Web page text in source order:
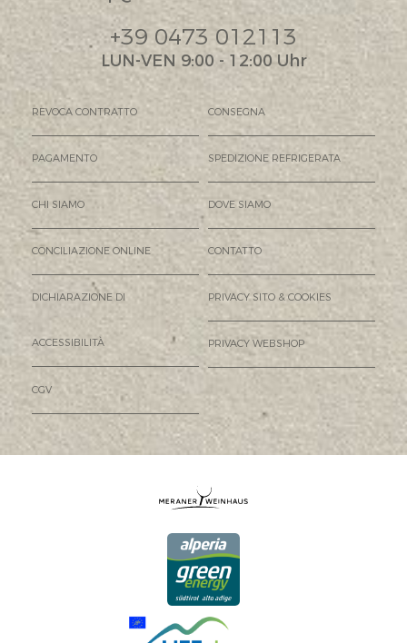
+39 0473 012113
LUN-VEN 9:00 - 12:00 Uhr
REVOCA CONTRATTO CONSEGNA
PAGAMENTO SPEDIZIONE REFRIGERATA
CHI SIAMO DOVE SIAMO
CONCILIAZIONE ONLINE CONTATTO
DICHIARAZIONE DI
ACCESSIBILITÀ
PRIVACY SITO & COOKIES
PRIVACY WEBSHOP
CGV